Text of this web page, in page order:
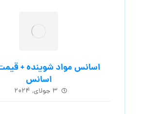
اسانس مواد شوینده +
اسانس
۳ جولای, ۲۰۲۴